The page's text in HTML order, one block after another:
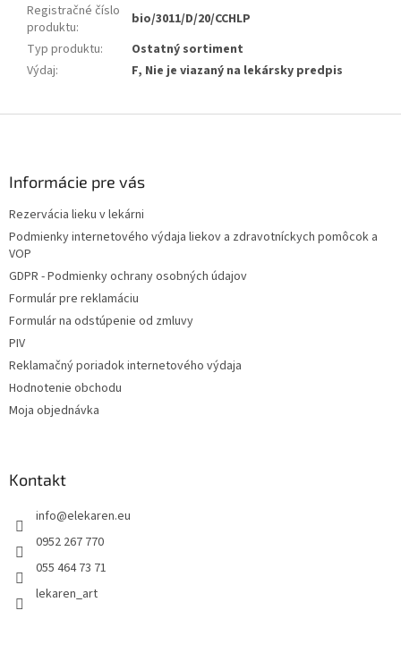
Registračné číslo
produktu:
bio/3011/D/20/CCHLP
Typ produktu:
Ostatný sortiment
Výdaj: F, Nie je viazaný na lekársky predpis
Informácie pre vás
Rezervácia lieku v lekárni
Podmienky internetového výdaja liekov a zdravotníckych pomôcok a
VOP
GDPR - Podmienky ochrany osobných údajov
Formulár pre reklamáciu
Formulár na odstúpenie od zmluvy
PIV
Reklamačný poriadok internetového výdaja
Hodnotenie obchodu
Moja objednávka
Kontakt
info@elekaren.eu
0952 267 770
055 464 73 71
lekaren_art